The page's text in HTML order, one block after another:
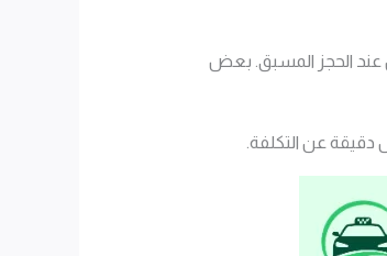
عند الحجز المسبق. بعض
دقيقة عن التكلفة.